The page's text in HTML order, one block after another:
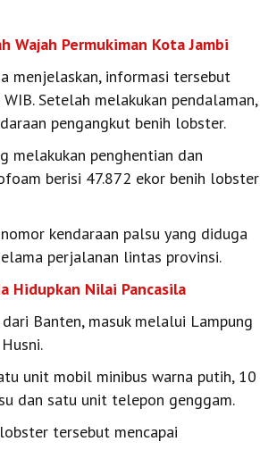
Wajah Permukiman Kota Jambi
menjelaskan, informasi tersebut
Setelah melakukan pendalaman,
pengangkut benih lobster.
melakukan penghentian dan
berisi 47.872 ekor benih lobster
kendaraan palsu yang diduga
perjalanan lintas provinsi.
Hidupkan Nilai Pancasila
Banten, masuk melalui Lampung
unit mobil minibus warna putih, 10
dan satu unit telepon genggam.
tersebut mencapai